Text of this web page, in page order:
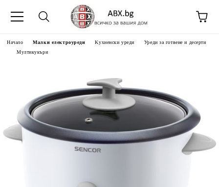
Начало Малки електроуреди Kухненски уреди
Уреди за готвене и десерти
Мултикукъри